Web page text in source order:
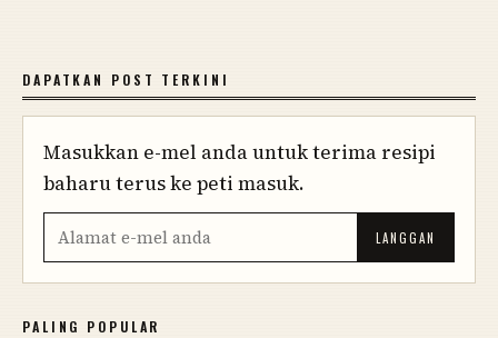
DAPATKAN POST TERKINI
Masukkan e-mel anda untuk terima resipi
baharu terus ke peti masuk.
PALING POPULAR